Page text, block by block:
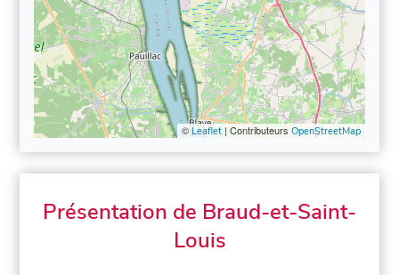
©Leaflet| Contributeurs OpenStreetMap
Présentation de Braud-et-Saint-
Louis